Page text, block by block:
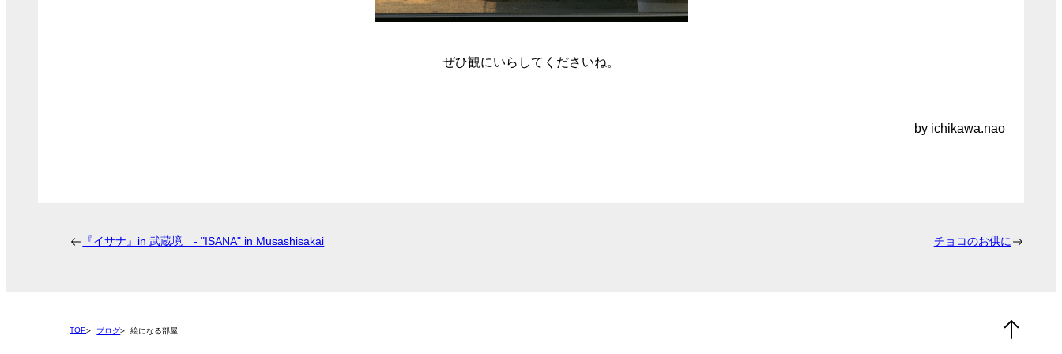
ぜひ観にいらしてくださいね。
by ichikawa.nao
『イサナ』in 武蔵境 - "ISANA" in Musashisakai チョコのお供に
TOP ブログ 絵になる部屋